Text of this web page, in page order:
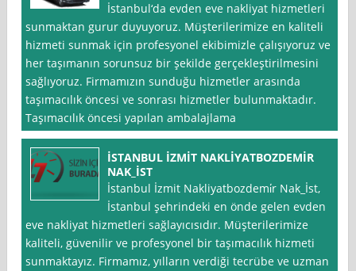
İstanbul‘da evden eve nakliyat hizmetleri
sunmaktan gurur duyuyoruz. Müşterilerimize en kaliteli
hizmeti sunmak için profesyonel ekibimizle çalışıyoruz ve
her taşımanın sorunsuz bir şekilde gerçekleştirilmesini
sağlıyoruz. Firmamızın sunduğu hizmetler arasında
taşımacılık öncesi ve sonrası hizmetler bulunmaktadır.
Taşımacılık öncesi yapılan ambalajlama
İSTANBUL İZMİT NAKLİYATBOZDEMİR
NAK_İST
İstanbul İzmit Nakliyatbozdemi̇r Nak_İst,
İstanbul şehrindeki en önde gelen evden
eve nakliyat hizmetleri sağlayıcısıdır. Müşterilerimize
kaliteli, güvenilir ve profesyonel bir taşımacılık hizmeti
sunmaktayız. Firmamız, yılların verdiği tecrübe ve uzman